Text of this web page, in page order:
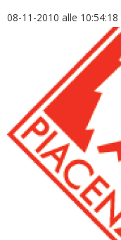
08-11-2010 alle 10:54:18